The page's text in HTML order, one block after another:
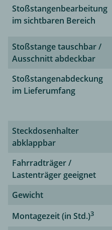
Stoßstangenbearbeitung
im sichtbaren Bereich
Stoßstange tauschbar /
Ausschnitt abdeckbar
Stoßstangenabdeckung
im Lieferumfang
Steckdosenhalter
abklappbar
Fahrradträger /
Lastenträger geeignet
Gewicht
Montagezeit (in Std.)3